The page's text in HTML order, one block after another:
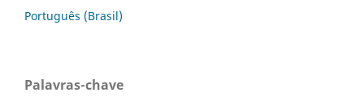
Português (Brasil)
Palavras-chave